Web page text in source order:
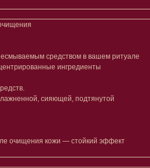
средством в вашем ритуале
ингредиенты
сияющей, подтянутой
очищения кожи — стойкий эффект